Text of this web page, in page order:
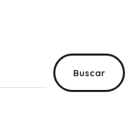
Buscar